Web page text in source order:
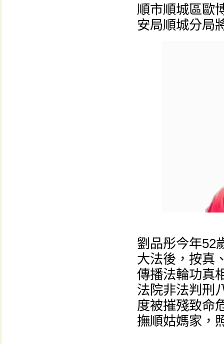
順市順城區歐
安局順城分局
劉品彤今年52
大法後，按真
傳播法輪功真
法院非法判刑
度被摧殘致命
撫順姑媽家，